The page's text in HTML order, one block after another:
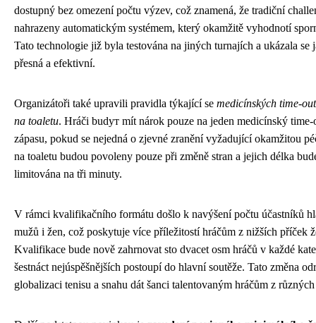
dostupný bez omezení počtu výzev, což znamená, že tradiční
nahrazeny automatickým systémem, který okamžitě vyhodnotí
Tato technologie již byla testována na jiných turnajích a ukázala se
přesná a efektivní.
Organizátoři také upravili pravidla týkající se medicínských time-
na toaletu. Hráči budут mít nárok pouze na jeden medicínský time-
zápasu, pokud se nejedná o zjevné zranění vyžadující okamžitou
na toaletu budou povoleny pouze při změně stran a jejich délka
limitována na tři minuty.
V rámci kvalifikačního formátu došlo k navýšení počtu účastníků
mužů i žen, což poskytuje více příležitostí hráčům z nižších příček
Kvalifikace bude nově zahrnovat sto dvacet osm hráčů v každé
šestnáct nejúspěšnějších postoupí do hlavní soutěže. Tato změna
globalizaci tenisu a snahu dát šanci talentovaným hráčům z